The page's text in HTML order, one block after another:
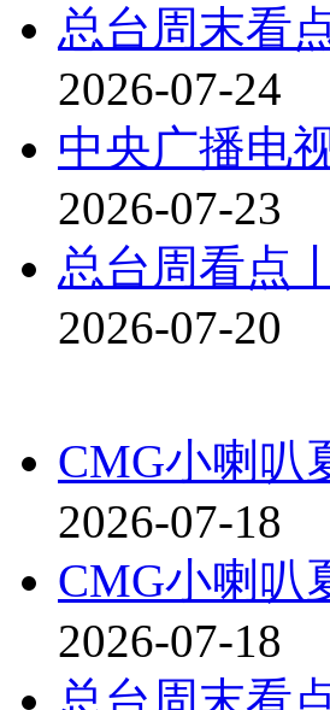
总台周末看
2026-07-24
中央广播电
2026-07-23
总台周看点
2026-07-20
CMG小喇叭
2026-07-18
CMG小喇叭
2026-07-18
总台周末看